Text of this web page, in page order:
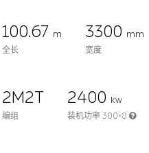
100.67 m
全长
3300 mm
宽度
2M2T
编组
2400
kw
装机功率 300×8